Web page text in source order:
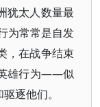
犹太人数量最
为常常是自发
，在战争结束
雄行为——似
逐他们。